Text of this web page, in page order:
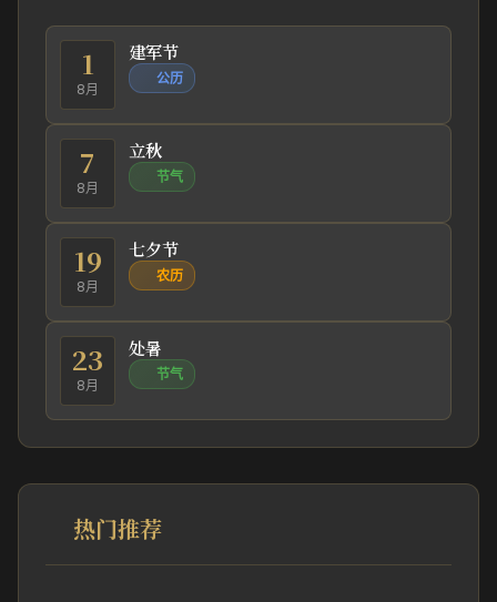
1
8月
建军节
公历
7
8月
立秋
节气
19
8月
七夕节
农历
23
8月
处暑
节气
热门推荐